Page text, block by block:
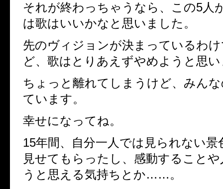
それが終わっちゃうなら、この5人
は歌はいいかなと思いました。
先のヴィジョンが決まっているわ
ど、歌はとりあえずやめようと思
ちょっと離れてしまうけど、みん
ています。
幸せになってね。
15年間、自分一人では見られない
見せてもらったし、感動すること
うと思える気持ちとか……。